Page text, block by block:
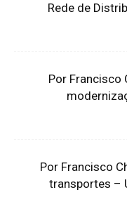
Rede de
Por Francisco
Por Francisco
transportes –